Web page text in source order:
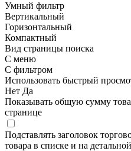
Умный фильтр
Вертикальный
Горизонтальный
Компактный
Вид страницы поиска
С меню
С фильтром
Использовать быстрый
Нет Да
Показывать общую сумму
странице
Подставлять заголовок
товара в списке и на